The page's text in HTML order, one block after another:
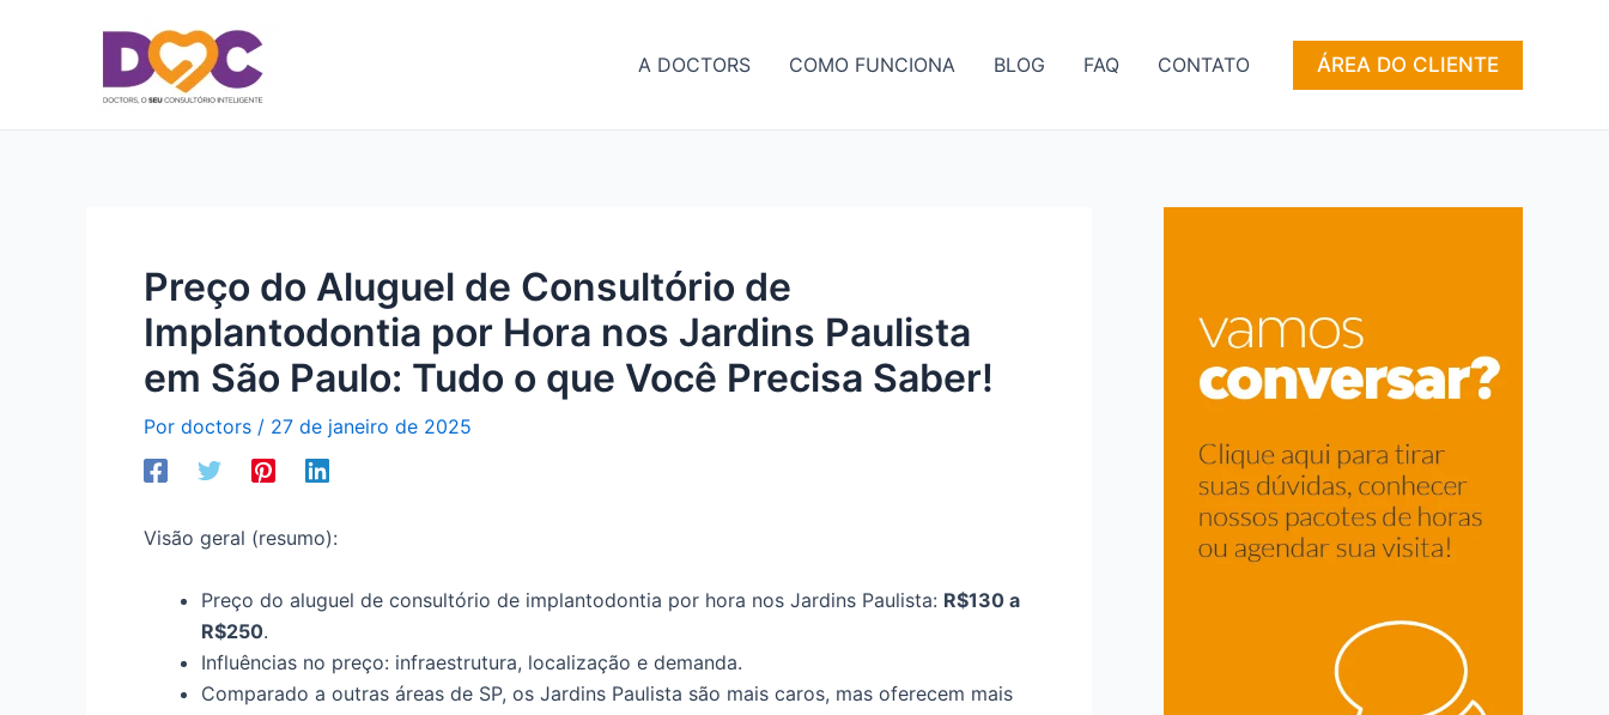
A DOCTORS COMO FUNCIONA BLOG FAQ CONTATO ÁREA DO CLIENTE
Preço do Aluguel de Consultório de
Implantodontia por Hora nos Jardins Paulista
em São Paulo: Tudo o que Você Precisa Saber!
Por doctors / 27 de janeiro de 2025
Visão geral (resumo):
Preço do aluguel de consultório de implantodontia por hora nos Jardins Paulista: R$130 a
R$250.
Influências no preço: infraestrutura, localização e demanda.
Comparado a outras áreas de SP, os Jardins Paulista são mais caros, mas oferecem mais